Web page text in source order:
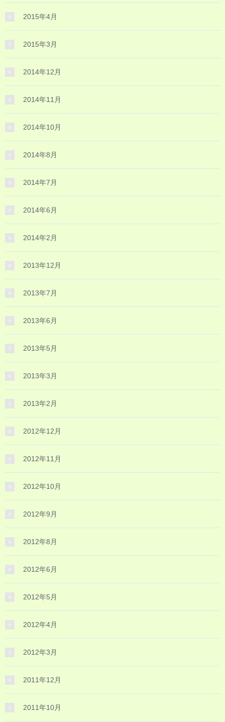
2015年4月
2015年3月
2014年12月
2014年11月
2014年10月
2014年8月
2014年7月
2014年6月
2014年2月
2013年12月
2013年7月
2013年6月
2013年5月
2013年3月
2013年2月
2012年12月
2012年11月
2012年10月
2012年9月
2012年8月
2012年6月
2012年5月
2012年4月
2012年3月
2011年12月
2011年10月